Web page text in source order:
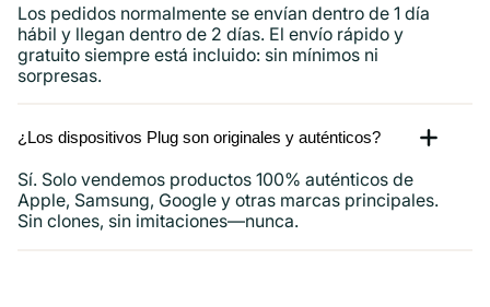
Los pedidos normalmente se envían dentro de 1 día
hábil y llegan dentro de 2 días. El envío rápido y
gratuito siempre está incluido: sin mínimos ni
sorpresas.
¿Los dispositivos Plug son originales y auténticos?
Sí. Solo vendemos productos 100% auténticos de
Apple, Samsung, Google y otras marcas principales.
Sin clones, sin imitaciones—nunca.